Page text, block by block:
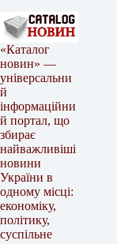
«Каталог
новин» —
універсальни
й
інформаційни
й портал, що
збирає
найважливіші
новини
України в
одному місці:
економіку,
політику,
суспільне